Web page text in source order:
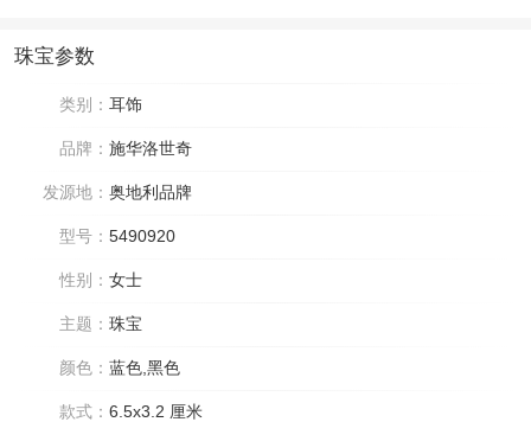
珠宝参数
类别： 耳饰
品牌： 施华洛世奇
发源地： 奥地利品牌
型号： 5490920
性别： 女士
主题： 珠宝
颜色： 蓝色,黑色
款式： 6.5x3.2 厘米